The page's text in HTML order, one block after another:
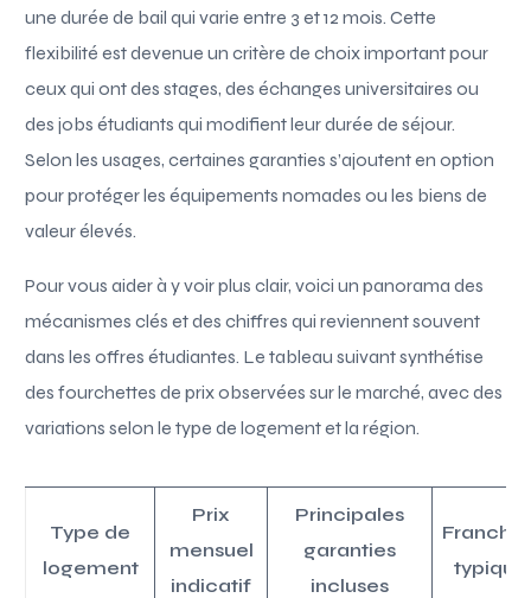
une durée de bail qui varie entre 3 et 12 mois. Cette
flexibilité est devenue un critère de choix important pour
ceux qui ont des stages, des échanges universitaires ou
des jobs étudiants qui modifient leur durée de séjour.
Selon les usages, certaines garanties s’ajoutent en option
pour protéger les équipements nomades ou les biens de
valeur élevés.
Pour vous aider à y voir plus clair, voici un panorama des
mécanismes clés et des chiffres qui reviennent souvent
dans les offres étudiantes. Le tableau suivant synthétise
des fourchettes de prix observées sur le marché, avec des
variations selon le type de logement et la région.
Type de
logement
Prix
mensuel
indicatif
Principales
garanties
incluses
typique